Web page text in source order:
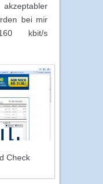
bei mir
kbit/s
Check